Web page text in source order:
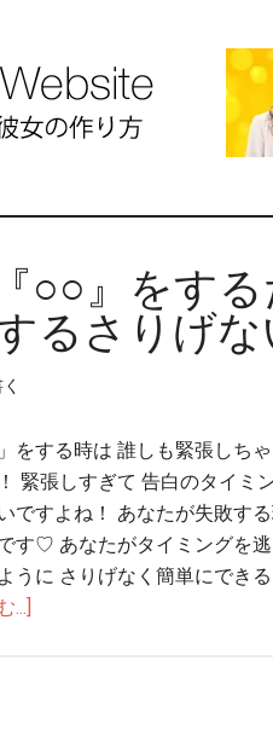
○○』をす
るさりげな
」をする時は 誰しも緊張しち
緊張しすぎて 告白のタイミ
ですよね！ あなたが失敗す
す♡ あなたがタイミングを
うに さりげなく簡単にでき
...]